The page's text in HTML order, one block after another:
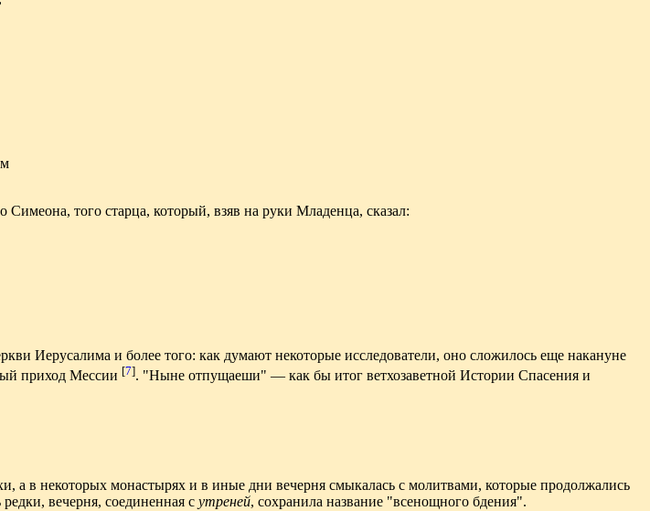
того старца, который, взяв на руки Младенца, сказал:
Иерусалима и более того: как думают некоторые исследователи, оно сложилось еще накануне
приход Мессии [7]. "Ныне отпущаеши" — как бы итог ветхозаветной Истории Спасения и
а в некоторых монастырях и в иные дни вечерня смыкалась с молитвами, которые продолжались
вечерня, соединенная с утреней, сохранила название "всенощного бдения".